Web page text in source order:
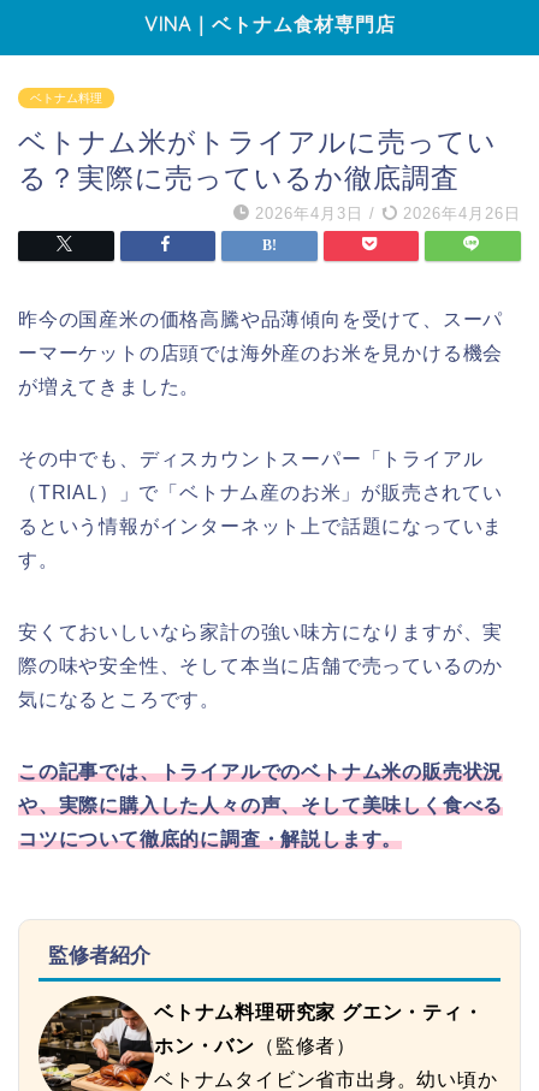
VINA｜ベトナム食材専門店
ベトナム料理
ベトナム米がトライアルに売ってい
る？実際に売っているか徹底調査
2026年4月3日 / 2026年4月26日
昨今の国産米の価格高騰や品薄傾向を受けて、スーパ
ーマーケットの店頭では海外産のお米を見かける機会
が増えてきました。
その中でも、ディスカウントスーパー「トライアル
（TRIAL）」で「ベトナム産のお米」が販売されてい
るという情報がインターネット上で話題になっていま
す。
安くておいしいなら家計の強い味方になりますが、実
際の味や安全性、そして本当に店舗で売っているのか
気になるところです。
この記事では、トライアルでのベトナム米の販売状況
や、実際に購入した人々の声、そして美味しく食べる
コツについて徹底的に調査・解説します。
監修者紹介
ベトナム料理研究家 グエン・ティ・
ホン・バン （監修者）
ベトナムタイビン省市出身。幼い頃か